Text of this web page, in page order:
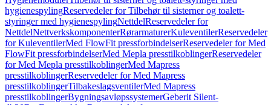
hygienespylingReservedeler for Tilbehør til sisterner og toalett-
styringer med hygienespylingNettdelReservedeler for
NettdelNettverkskomponenterRørarmaturerKuleventilerReservedeler
for KuleventilerMed FlowFit pressforbindelserReservedeler for Med
FlowFit pressforbindelserMed Mepla presstilkoblingerReservedeler
for Med Mepla presstilkoblingerMed Mapress
presstilkoblingerReservedeler for Med Mapress
presstilkoblingerTilbakeslagsventilerMed Mapress
presstilkoblingerBygningsavløpssystemerGeberit Silent-